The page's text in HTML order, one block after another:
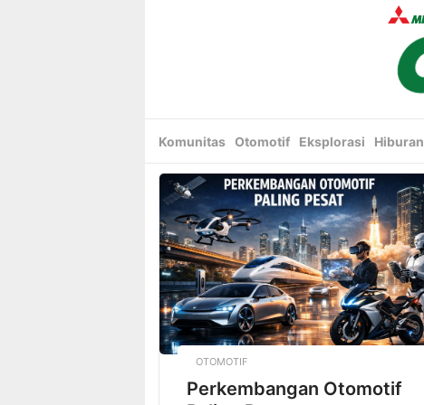
Komunitas Otomotif Eksplorasi Hiburan
OTOMOTIF
Perkembangan Otomotif